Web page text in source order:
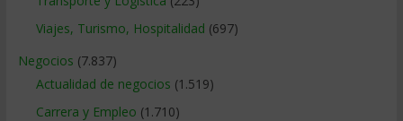
Viajes, Turismo, Hospitalidad (697)
Negocios (7.837)
Actualidad de negocios (1.519)
Carrera y Empleo (1.710)